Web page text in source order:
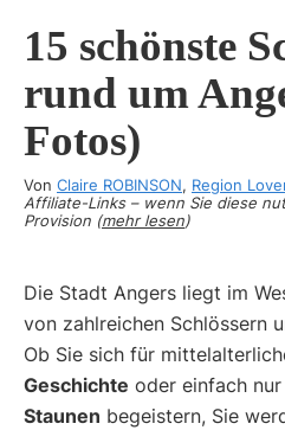
wecken
Loiretal
-
Blog
von
und
Man
15 schönste
rund um
Fotos)
Von Claire ROBINSON, Region
Affiliate-Links – wenn Sie diese
Provision (mehr lesen)
Die Stadt Angers liegt im
von zahlreichen Schlössern
Ob Sie sich für
Geschichte oder einfach
Staunen begeistern, Sie